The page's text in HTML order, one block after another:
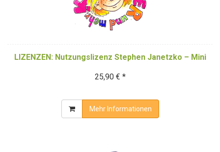
LIZENZEN: Nutzungslizenz Stephen Janetzko – Mini
25,90 € *
Mehr Informationen